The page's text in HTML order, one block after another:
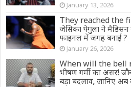
January 13, 2026
They reached the
जेसिका पेगुला ने मैडिसन
फाइनल में जगह बनाई ?
January 26, 2026
When will the bell
भीषण गर्मी का असर!
बड़ा बदलाव, जानिए अब